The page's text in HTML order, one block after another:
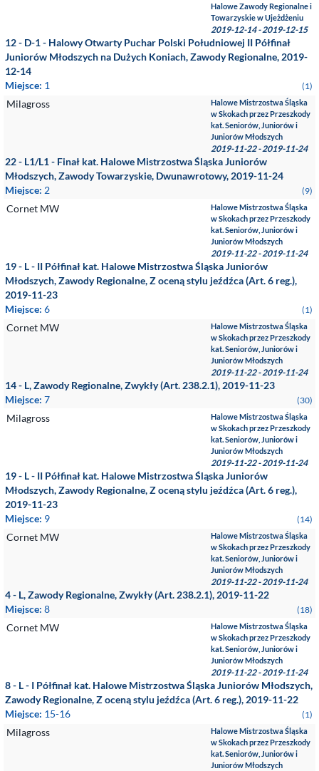
Halowe Zawody Regionalne i
Towarzyskie w Ujeżdżeniu
2019-12-14 - 2019-12-15
12 - D-1 - Halowy Otwarty Puchar Polski Południowej II Półfinał
Juniorów Młodszych na Dużych Koniach, Zawody Regionalne, 2019-
12-14
Miejsce: 1 (1)
Milagross
Halowe Mistrzostwa Śląska
w Skokach przez Przeszkody
kat. Seniorów, Juniorów i
Juniorów Młodszych
2019-11-22 - 2019-11-24
22 - L1/L1 - Finał kat. Halowe Mistrzostwa Śląska Juniorów
Młodszych, Zawody Towarzyskie, Dwunawrotowy, 2019-11-24
Miejsce: 2 (9)
Cornet MW
Halowe Mistrzostwa Śląska
w Skokach przez Przeszkody
kat. Seniorów, Juniorów i
Juniorów Młodszych
2019-11-22 - 2019-11-24
19 - L - II Półfinał kat. Halowe Mistrzostwa Śląska Juniorów
Młodszych, Zawody Regionalne, Z oceną stylu jeźdźca (Art. 6 reg.),
2019-11-23
Miejsce: 6 (1)
Cornet MW
Halowe Mistrzostwa Śląska
w Skokach przez Przeszkody
kat. Seniorów, Juniorów i
Juniorów Młodszych
2019-11-22 - 2019-11-24
14 - L, Zawody Regionalne, Zwykły (Art. 238.2.1), 2019-11-23
Miejsce: 7 (30)
Milagross
Halowe Mistrzostwa Śląska
w Skokach przez Przeszkody
kat. Seniorów, Juniorów i
Juniorów Młodszych
2019-11-22 - 2019-11-24
19 - L - II Półfinał kat. Halowe Mistrzostwa Śląska Juniorów
Młodszych, Zawody Regionalne, Z oceną stylu jeźdźca (Art. 6 reg.),
2019-11-23
Miejsce: 9 (14)
Cornet MW
Halowe Mistrzostwa Śląska
w Skokach przez Przeszkody
kat. Seniorów, Juniorów i
Juniorów Młodszych
2019-11-22 - 2019-11-24
4 - L, Zawody Regionalne, Zwykły (Art. 238.2.1), 2019-11-22
Miejsce: 8 (18)
Cornet MW
Halowe Mistrzostwa Śląska
w Skokach przez Przeszkody
kat. Seniorów, Juniorów i
Juniorów Młodszych
2019-11-22 - 2019-11-24
8 - L - I Półfinał kat. Halowe Mistrzostwa Śląska Juniorów Młodszych,
Zawody Regionalne, Z oceną stylu jeźdźca (Art. 6 reg.), 2019-11-22
Miejsce: 15-16 (1)
Milagross
Halowe Mistrzostwa Śląska
w Skokach przez Przeszkody
kat. Seniorów, Juniorów i
Juniorów Młodszych